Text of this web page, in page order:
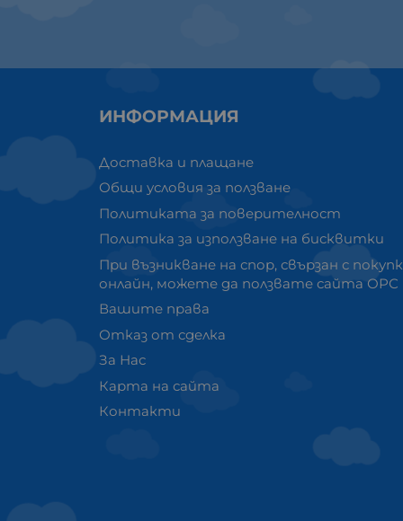
ИНФОРМАЦИЯ
Доставка и плащане
Общи условия за ползване
Политиката за поверителност
Политика за използване на бисквитки
При възникване на спор, свързан с
онлайн, можете да ползвате сайта ОРС
Вашите права
Отказ от сделка
За Нас
Карта на сайта
Контакти